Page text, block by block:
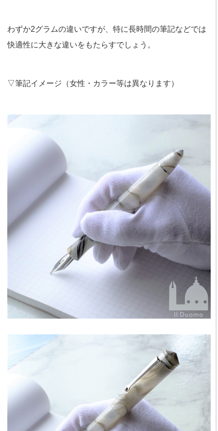
わずか2グラムの違いですが、特に長時間の筆記などでは
快適性に大きな違いをもたらすでしょう。
▽筆記イメージ（女性・カラー等は異なります）